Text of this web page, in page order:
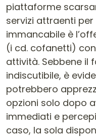
piattaforme
servizi attraenti
immancabile è
(i cd. cofanetti)
attività. Sebbene il
indiscutibile, è
potrebbero
opzioni solo dopo
immediati e
caso, la sola